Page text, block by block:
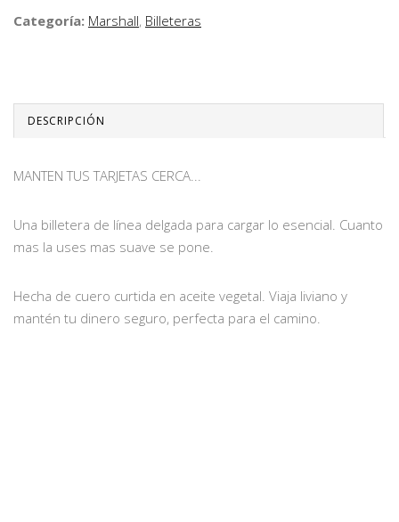
Categoría: Marshall, Billeteras
DESCRIPCIÓN
MANTEN TUS TARJETAS CERCA...
Una billetera de línea delgada para cargar lo esencial. Cuanto
mas la uses mas suave se pone.
Hecha de cuero curtida en aceite vegetal. Viaja liviano y
mantén tu dinero seguro, perfecta para el camino.